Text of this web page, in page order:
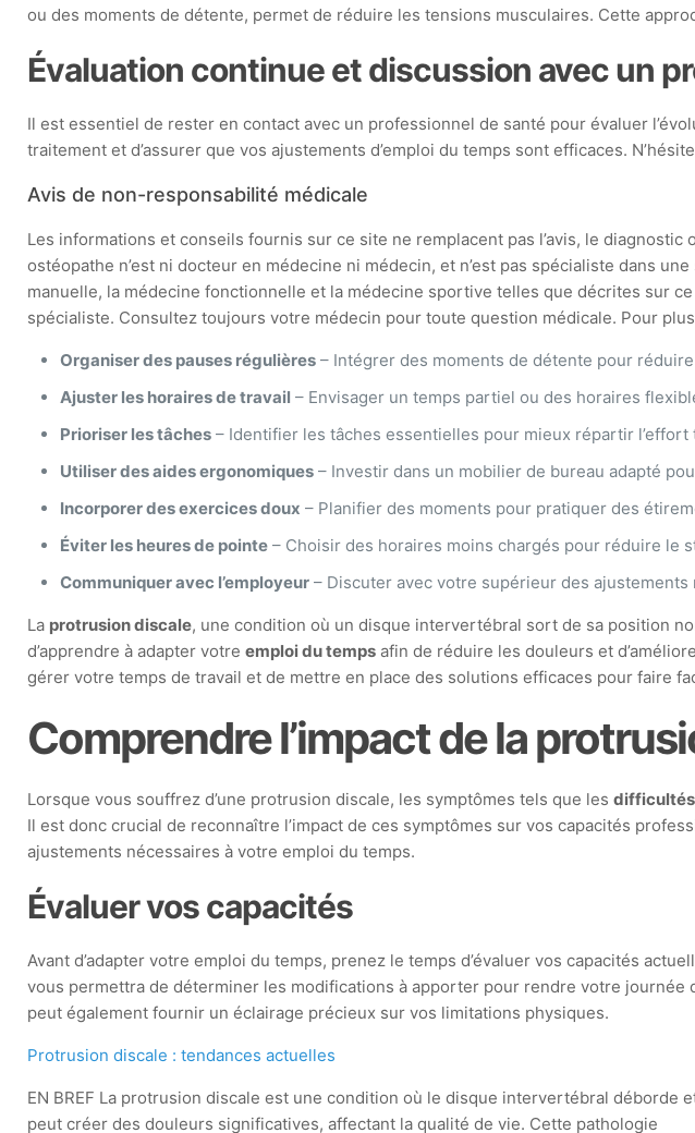
ou des moments de détente, permet de réduire les tensions musculaires. Cette
Évaluation continue et discussion avec un
Il est essentiel de rester en contact avec un professionnel de santé pour évaluer
traitement et d’assurer que vos ajustements d’emploi du temps sont efficaces.
Avis de non-responsabilité médicale
Les informations et conseils fournis sur ce site ne remplacent pas l’avis, le
ostéopathe n’est ni docteur en médecine ni médecin, et n’est pas spécialiste dans
manuelle, la médecine fonctionnelle et la médecine sportive telles que décrites sur
spécialiste. Consultez toujours votre médecin pour toute question médicale. Pour
Organiser des pauses régulières – Intégrer des moments de détente pour
Ajuster les horaires de travail – Envisager un temps partiel ou des horaires
Prioriser les tâches – Identifier les tâches essentielles pour mieux répartir l’effort
Utiliser des aides ergonomiques – Investir dans un mobilier de bureau adapté
Incorporer des exercices doux – Planifier des moments pour pratiquer des
Éviter les heures de pointe – Choisir des horaires moins chargés pour réduire le
Communiquer avec l’employeur – Discuter avec votre supérieur des
La protrusion discale, une condition où un disque intervertébral sort de sa position
d’apprendre à adapter votreemploi du temps afin de réduire les douleurs et
gérer votre temps de travail et de mettre en place des solutions efficaces pour faire
Comprendre l’impact de la
Lorsque vous souffrez d’une protrusion discale, les symptômes tels que les
Il est donc crucial de reconnaître l’impact de ces symptômes sur vos capacités
ajustements nécessaires à votre emploi du temps.
Évaluer vos capacités
Avant d’adapter votre emploi du temps, prenez le temps d’évaluer vos capacités
vous permettra de déterminer les modifications à apporter pour rendre votre
peut également fournir un éclairage précieux sur vos limitations physiques.
Protrusion discale : tendances actuelles
EN BREF La protrusion discale est une condition où le disque intervertébral déborde
peut créer des douleurs significatives, affectant la qualité de vie. Cette pathologie